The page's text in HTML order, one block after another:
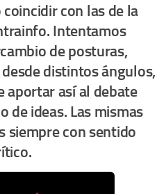
con las de la
Intentamos
de posturas,
distintos ángulos,
aportar así al debate
de ideas. Las mismas
siempre con sentido